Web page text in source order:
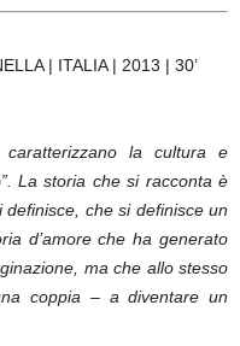
| ITALIA | 2013 | 30’
la cultura e
La storia che si racconta è
che si definisce un
d’amore che ha generato
ma che allo stesso
coppia – a diventare un